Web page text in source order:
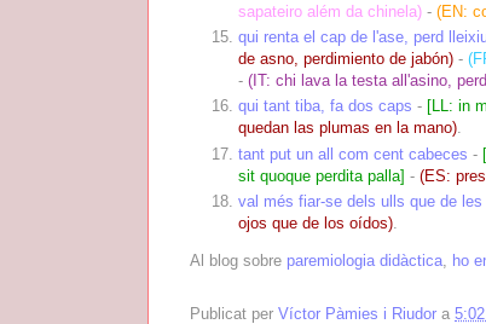
sapateiro além da chinela) - (EN:
qui renta el cap de l'ase, perd
de asno, perdimiento de jabón) -
- (IT: chi lava la testa all'asino,
qui tant tiba, fa dos caps - [LL: in
quedan las plumas en la mano).
tant put un all com cent cabeces -
sit quoque perdita palla] - (ES:
val més fiar-se dels ulls que de les
ojos que de los oídos)
Al blog sobre paremiologia didàctica ho
Publicat per Víctor Pàmies i Riudor a